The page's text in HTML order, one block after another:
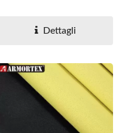
per ambienti...Dettagli